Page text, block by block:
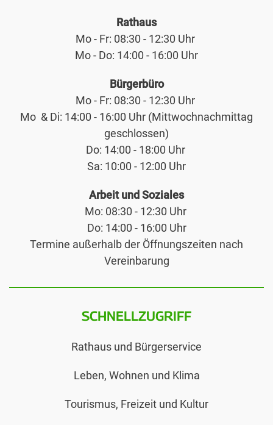
Rathaus
Mo - Fr: 08:30 - 12:30 Uhr
Mo - Do: 14:00 - 16:00 Uhr
Bürgerbüro
Mo - Fr: 08:30 - 12:30 Uhr
Mo & Di: 14:00 - 16:00 Uhr (Mittwochnachmittag
geschlossen)
Do: 14:00 - 18:00 Uhr
Sa: 10:00 - 12:00 Uhr
Arbeit und Soziales
Mo: 08:30 - 12:30 Uhr
Do: 14:00 - 16:00 Uhr
Termine außerhalb der Öffnungszeiten nach
Vereinbarung
SCHNELLZUGRIFF
Rathaus und Bürgerservice
Leben, Wohnen und Klima
Tourismus, Freizeit und Kultur